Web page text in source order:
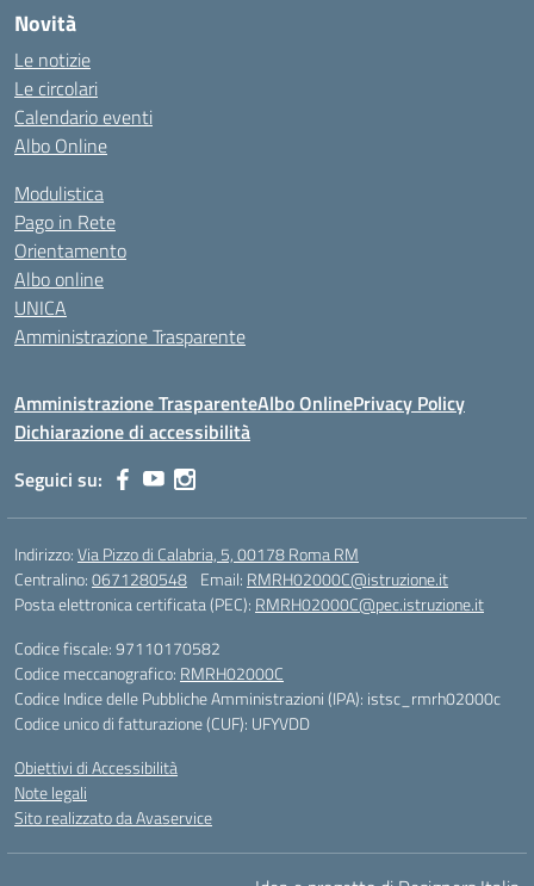
Novità
Le notizie
Le circolari
Calendario eventi
Albo Online
Modulistica
Pago in Rete
Orientamento
Albo online
UNICA
Amministrazione Trasparente
Amministrazione TrasparenteAlbo OnlinePrivacy Policy
Dichiarazione di accessibilità
Seguici su:
Indirizzo:Via Pizzo di Calabria, 5, 00178 Roma RM
Centralino:0671280548 Email: RMRH02000C@istruzione.it
Posta elettronica certificata (PEC): RMRH02000C@pec.istruzione.it
Codice fiscale: 97110170582
Codice meccanografico: RMRH02000C
Codice Indice delle Pubbliche Amministrazioni (IPA): istsc_rmrh02000c
Codice unico di fatturazione (CUF): UFYVDD
Obiettivi di Accessibilità
Note legali
Sito realizzato da Avaservice